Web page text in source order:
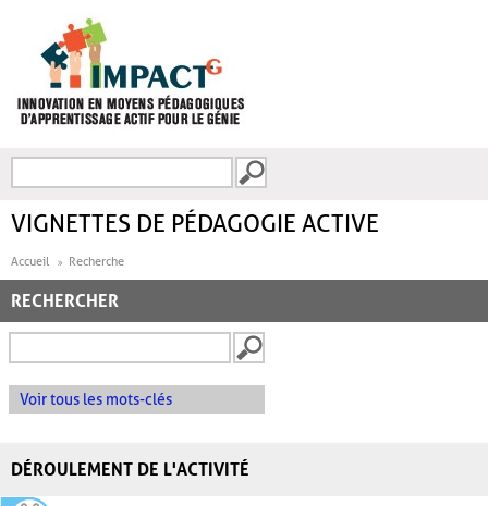
FORMULAIRE DE
VIGNETTES DE PÉDAGOGIE ACTIVE
Accueil Recherche
RECHERCHER
Voir tous les mots-clés
DÉROULEMENT DE L'ACTIVITÉ